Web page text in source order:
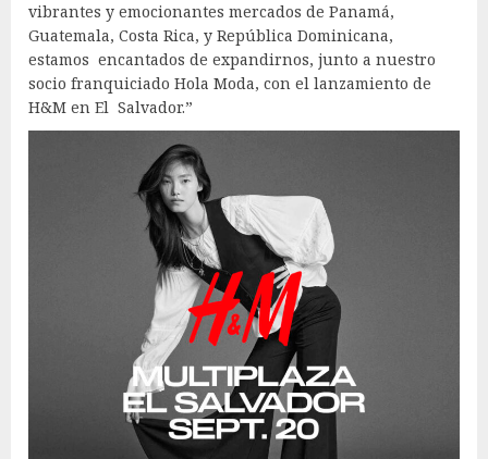
vibrantes y emocionantes mercados de Panamá,
Guatemala, Costa Rica, y República Dominicana,
estamos encantados de expandirnos, junto a nuestro
socio franquiciado Hola Moda, con el lanzamiento de
H&M en El Salvador.”